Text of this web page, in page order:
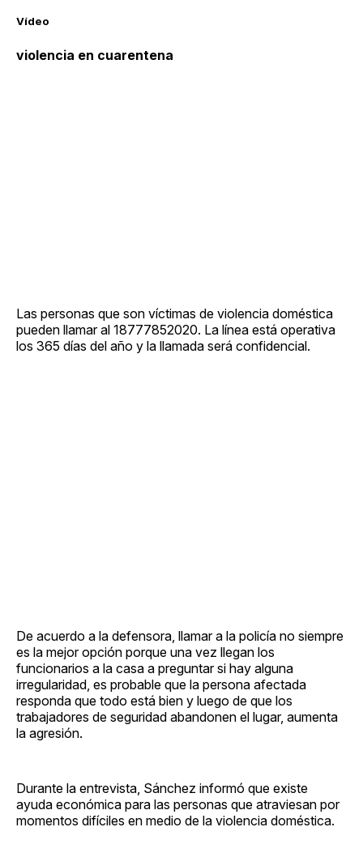
Vídeo
violencia en cuarentena
Las personas que son víctimas de violencia doméstica
pueden llamar al 18777852020. La línea está operativa
los 365 días del año y la llamada será confidencial.
De acuerdo a la defensora, llamar a la policía no siempre
es la mejor opción porque una vez llegan los
funcionarios a la casa a preguntar si hay alguna
irregularidad, es probable que la persona afectada
responda que todo está bien y luego de que los
trabajadores de seguridad abandonen el lugar, aumenta
la agresión.
Durante la entrevista, Sánchez informó que existe
ayuda económica para las personas que atraviesan por
momentos difíciles en medio de la violencia doméstica.